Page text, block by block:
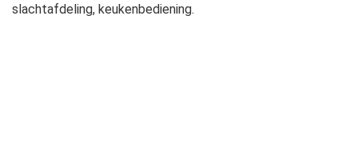
slachtafdeling, keukenbediening.